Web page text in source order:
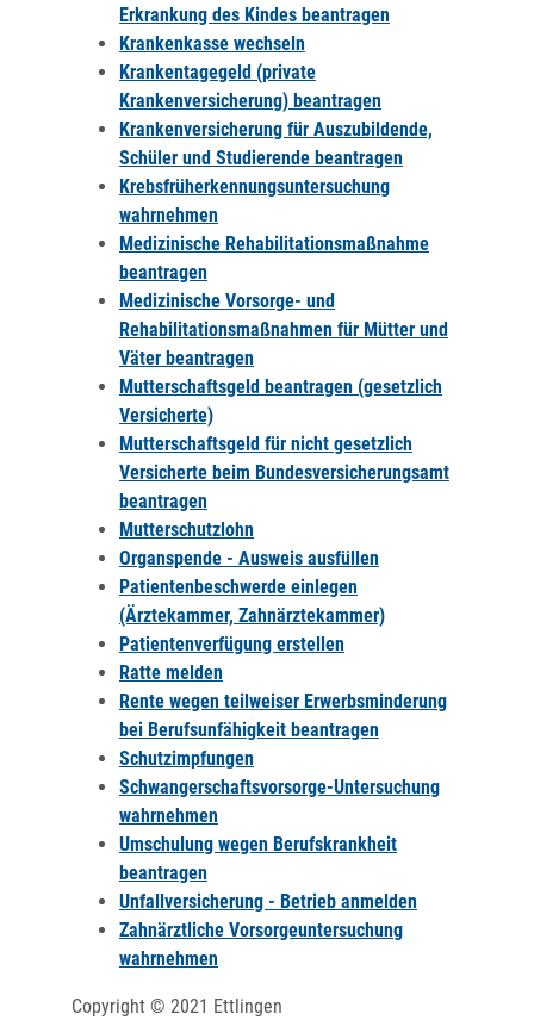
Erkrankung des Kindes beantragen
Krankenkasse wechseln
Krankentagegeld (private
Krankenversicherung) beantragen
Krankenversicherung für Auszubildende,
Schüler und Studierende beantragen
Krebsfrüherkennungsuntersuchung
wahrnehmen
Medizinische Rehabilitationsmaßnahme
beantragen
Medizinische Vorsorge- und
Rehabilitationsmaßnahmen für Mütter und
Väter beantragen
Mutterschaftsgeld beantragen (gesetzlich
Versicherte)
Mutterschaftsgeld für nicht gesetzlich
Versicherte beim Bundesversicherungsamt
beantragen
Mutterschutzlohn
Organspende - Ausweis ausfüllen
Patientenbeschwerde einlegen
(Ärztekammer, Zahnärztekammer)
Patientenverfügung erstellen
Ratte melden
Rente wegen teilweiser Erwerbsminderung
bei Berufsunfähigkeit beantragen
Schutzimpfungen
Schwangerschaftsvorsorge-Untersuchung
wahrnehmen
Umschulung wegen Berufskrankheit
beantragen
Unfallversicherung - Betrieb anmelden
Zahnärztliche Vorsorgeuntersuchung
wahrnehmen
Copyright © 2021 Ettlingen